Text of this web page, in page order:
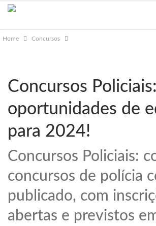
Home Concursos
Concursos
oportunidades de
para 2024!
Concursos Policiais:
concursos de polícia
publicado, com
abertas e previstos